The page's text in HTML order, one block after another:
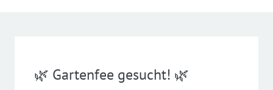
🌿 Gartenfee gesucht! 🌿